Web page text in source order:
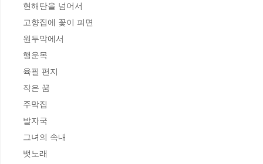
현해탄을 넘어서
고향집에 꽃이 피면
원두막에서
행운목
육필 편지
작은 꿈
주막집
발자국
그녀의 속내
뱃노래